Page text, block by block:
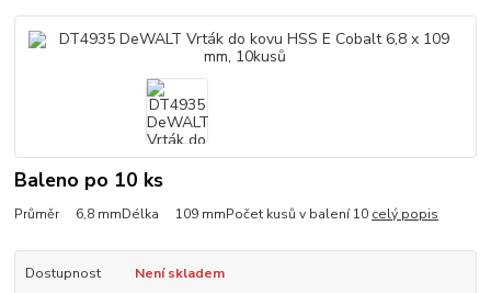
Baleno po 10 ks
Průměr 6,8 mmDélka 109 mmPočet kusů v balení 10 celý popis
Dostupnost Není skladem